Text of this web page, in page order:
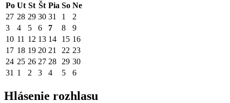
Po Ut St Št Pia So Ne
27 28 29 30 31 1
2
3
4 5 6 7 8
9
10 11 12 13 14 15 16
17 18 19 20 21 22 23
24 25 26 27 28 29 30
31 1 2 3 4 5 6
Hlásenie rozhlasu